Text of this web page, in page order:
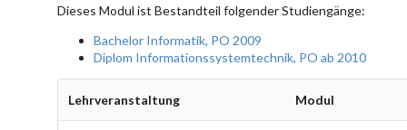
Dieses Modul ist Bestandteil folgender Studiengänge:
Bachelor Informatik, PO 2009
Diplom Informationssystemtechnik, PO ab 2010
Lehrveranstaltung Modul